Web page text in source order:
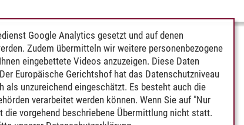
Google Analytics gesetzt und auf denen
Zudem übermitteln wir weitere personenbezogene
eingebettete Videos anzuzeigen. Diese Daten
Europäische Gerichtshof hat das Datenschutzniveau
als unzureichend eingeschätzt. Es besteht auch die
verarbeitet werden können. Wenn Sie auf "Nur
vorgehend beschriebene Übermittlung nicht statt.